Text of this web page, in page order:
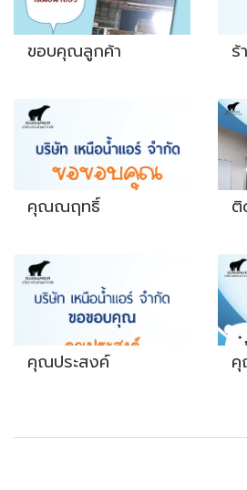
ขอบคุณลูกค้า
คุณณฤทธิ์
คุณประสงค์​